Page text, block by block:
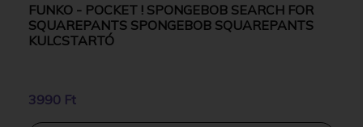
FUNKO - POCKET ! SPONGEBOB SEARCH FOR
SQUAREPANTS SPONGEBOB SQUAREPANTS
KULCSTARTÓ
3990 Ft